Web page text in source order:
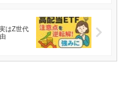
はZ世代